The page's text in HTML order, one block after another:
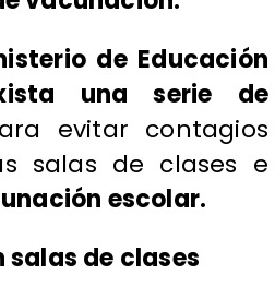
de Educación
una serie de
evitar contagios
salas de clases e
escolar.
salas de clases